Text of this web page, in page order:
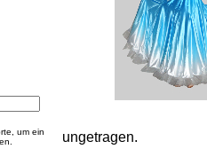
um ein
ungetragen.